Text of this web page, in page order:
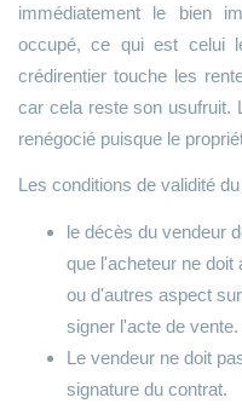
immédiatement le bien
occupé, ce qui est celui
crédirentier touche les
car cela reste son usufruit.
renégocié puisque le
Les conditions de validité
le décès du vendeur
que l'acheteur ne
ou d'autres aspect
signer l'acte de vente.
Le vendeur ne doit
signature du contrat.